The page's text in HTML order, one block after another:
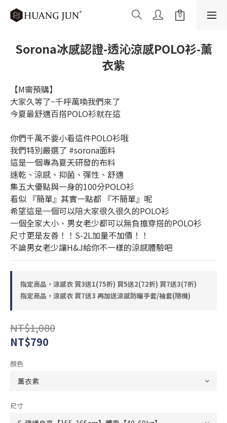
Sorona冰感認證-透沁涼感POLO衫-薰
衣紫
【M需預購】
大家久等了~千呼萬喚我們來了
今夏最舒適百搭POLO衫就在這
你們千萬不要小看這件POLO衫哦
我們特別嚴選了 #sorona面料
這是一個專為夏天研發的布料
速乾、涼感、抑菌、彈性、舒適
集五大優點與一身的100分POLO衫
看似 『簡單』其實一點都 『不簡單』呢
希望這是一個可以陪大家很久很久的POLO衫
一個全家大小、男女老少都可以無負擔穿搭的POLO衫
尺寸更是友善！！S-2L加量不加價！！
不論男女老少讓H&J給你不一樣的涼感體驗吧
指定商品，涼感衣 買3送1(75折) 買5送2(72折) 買7送3(7折)
指定商品，涼感衣 買7送3 再加送涼感防曬手套/袖套(隨機)
NT$1,080
NT$790
顏色
尺寸